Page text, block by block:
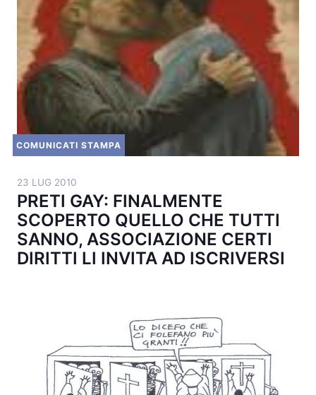
COMUNICATI STAMPA
23 LUG 2010
PRETI GAY: FINALMENTE
SCOPERTO QUELLO CHE TUTTI
SANNO, ASSOCIAZIONE CERTI
DIRITTI LI INVITA AD ISCRIVERSI